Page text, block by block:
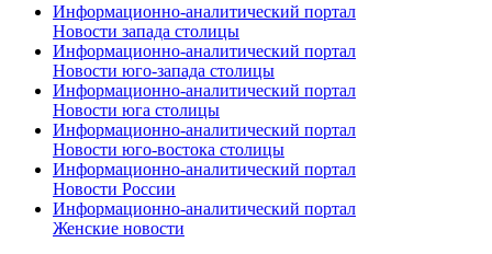
Информационно-аналитический портал
Новости запада столицы
Информационно-аналитический портал
Новости юго-запада столицы
Информационно-аналитический портал
Новости юга столицы
Информационно-аналитический портал
Новости юго-востока столицы
Информационно-аналитический портал
Новости России
Информационно-аналитический портал
Женские новости